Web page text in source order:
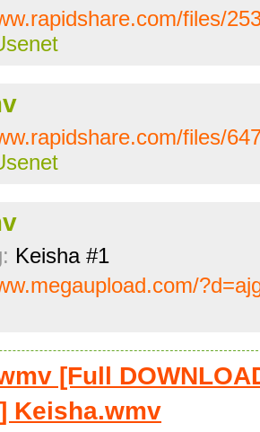
files/
files/
Keisha #1
[Full
Keisha.wmv